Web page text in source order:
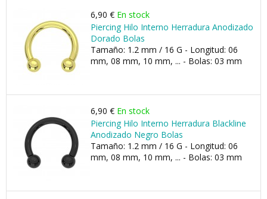
6,90 € En stock
Piercing Hilo Interno Herradura Anodizado
Dorado Bolas
Tamaño: 1.2 mm / 16 G - Longitud: 06
mm, 08 mm, 10 mm, ... - Bolas: 03 mm
6,90 € En stock
Piercing Hilo Interno Herradura Blackline
Anodizado Negro Bolas
Tamaño: 1.2 mm / 16 G - Longitud: 06
mm, 08 mm, 10 mm, ... - Bolas: 03 mm